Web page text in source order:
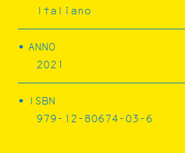
Italiano
ANNO
2021
ISBN
979-12-80674-03-6